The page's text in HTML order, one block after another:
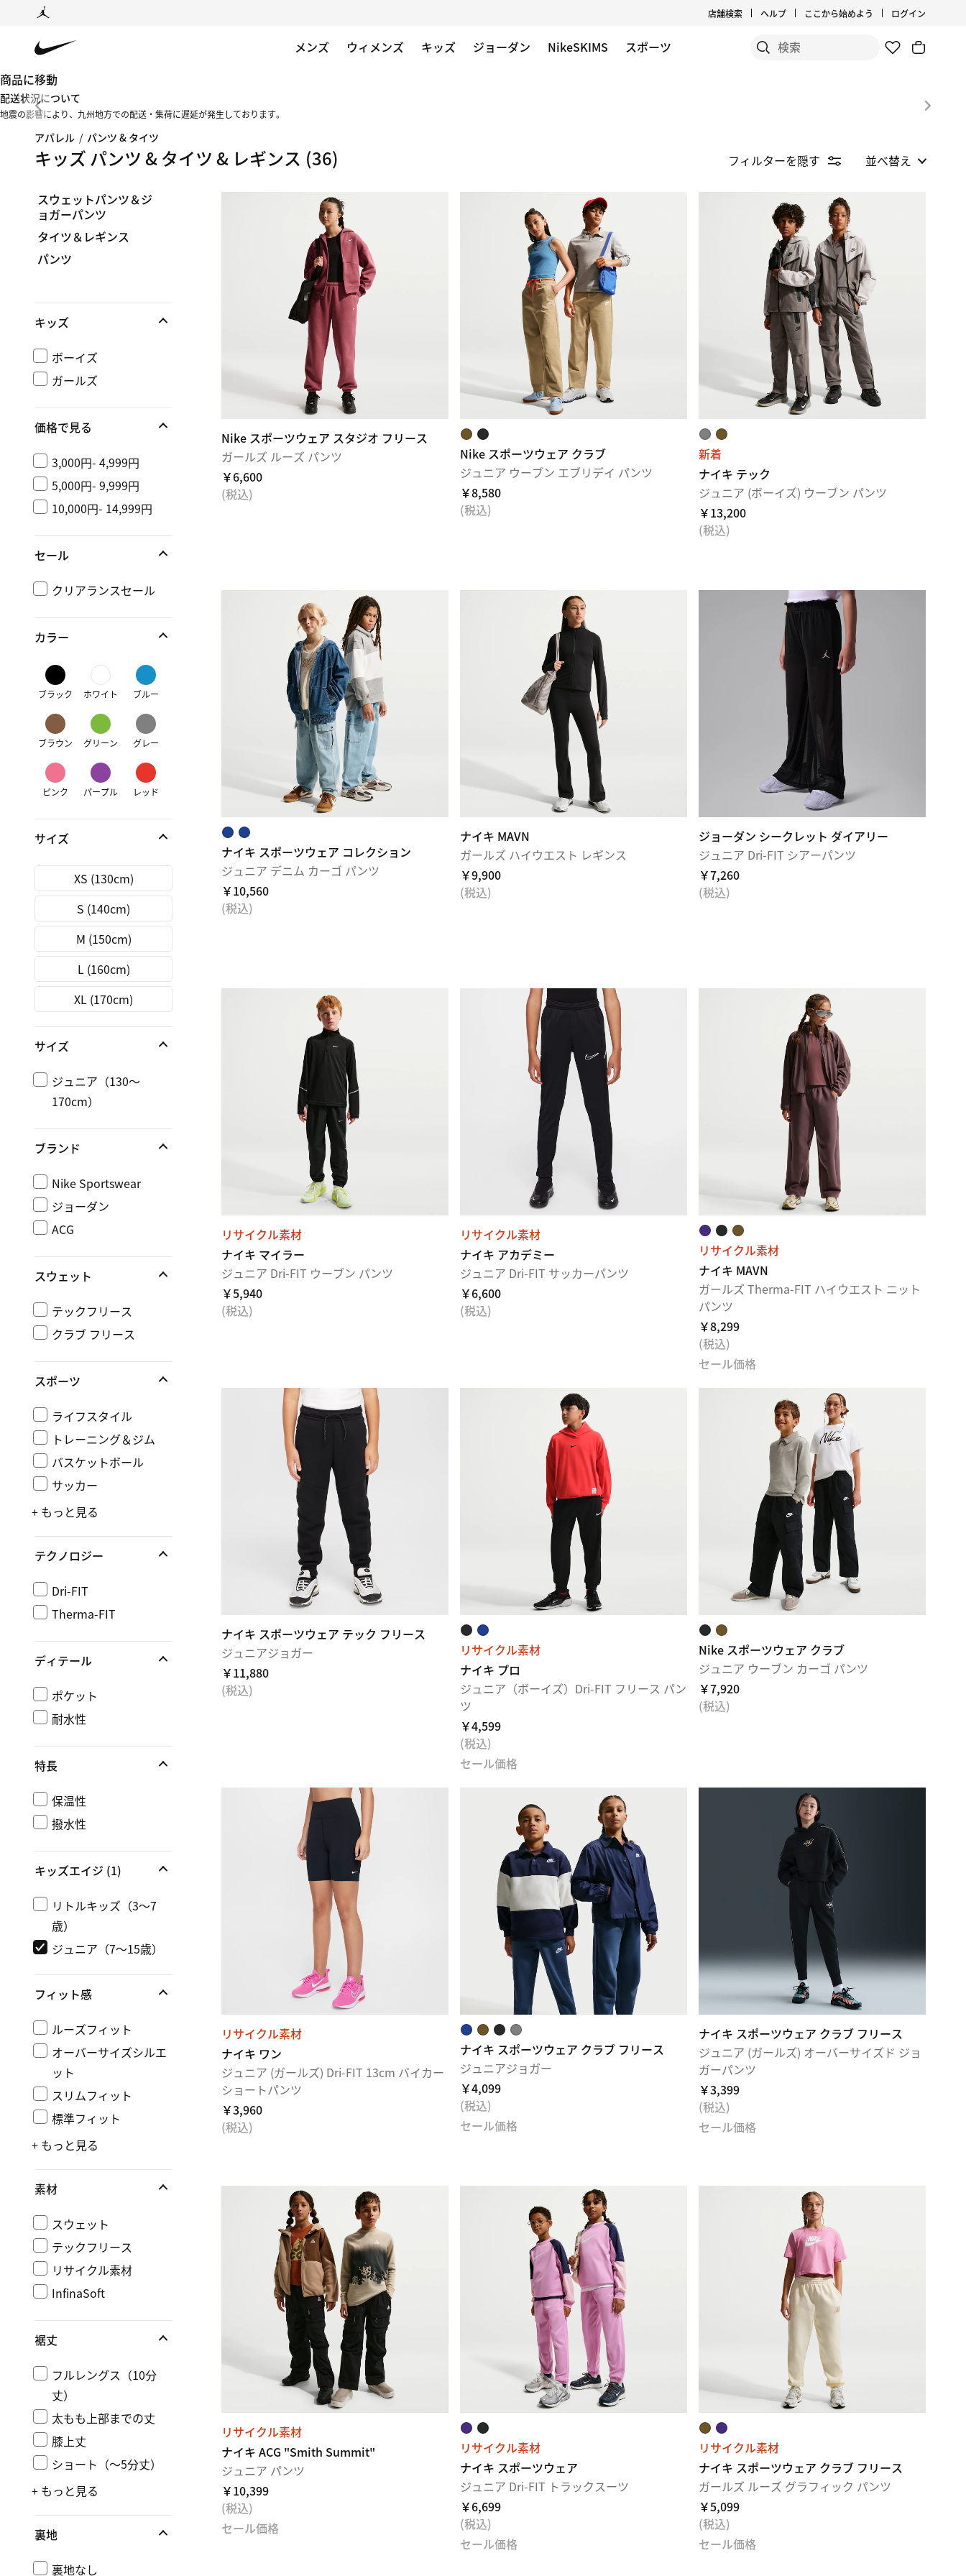
店舗検索 ヘルプ ここから始めよう ログイン
メンズ ウィメンズ キッズ ジョーダン NikeSKIMS
スポーツ
商品に移動
配送状況について
地震の影響により、九州地方での配送・集荷に遅延が発生しております。
アパレル / パンツ & タイツ
キッズ パンツ & タイツ & レギンス (36) フィルターを隠す 並べ替え
スウェットパンツ＆ジ
ョガーパンツ
タイツ＆レギンス
パンツ
キッズ
ボーイズ
ガールズ
価格で見る
3,000円- 4,999円
5,000円- 9,999円
10,000円- 14,999円
セール
クリアランスセール
カラー
ブラック ホワイト ブルー
ブラウン グリーン グレー
ピンク パープル レッド
サイズ
XS (130cm)
S (140cm)
M (150cm)
L (160cm)
XL (170cm)
サイズ
ジュニア（130～
170cm）
ブランド
Nike Sportswear
ジョーダン
ACG
スウェット
テックフリース
クラブ フリース
スポーツ
ライフスタイル
トレーニング＆ジム
バスケットボール
サッカー
+ もっと見る
テクノロジー
Dri-FIT
Therma-FIT
ディテール
ポケット
耐水性
特長
保温性
撥水性
キッズエイジ (1)
リトルキッズ（3～7
歳）
ジュニア（7～15歳）
フィット感
ルーズフィット
オーバーサイズシルエ
ット
スリムフィット
標準フィット
+ もっと見る
素材
スウェット
テックフリース
リサイクル素材
InfinaSoft
裾丈
フルレングス（10分
丈）
太もも上部までの丈
膝上丈
ショート（〜5分丈）
+ もっと見る
裏地
裏地なし
Nike スポーツウェア スタジオ フリース
ガールズ ルーズ パンツ
￥6,600
(税込)
Nike スポーツウェア クラブ
ジュニア ウーブン エブリデイ パンツ
￥8,580
(税込)
新着
ナイキ テック
ジュニア (ボーイズ) ウーブン パンツ
￥13,200
(税込)
ナイキ スポーツウェア コレクション
ジュニア デニム カーゴ パンツ
￥10,560
(税込)
ナイキ MAVN
ガールズ ハイウエスト レギンス
￥9,900
(税込)
ジョーダン シークレット ダイアリー
ジュニア Dri-FIT シアーパンツ
￥7,260
(税込)
リサイクル素材
ナイキ マイラー
ジュニア Dri-FIT ウーブン パンツ
￥5,940
(税込)
リサイクル素材
ナイキ アカデミー
ジュニア Dri-FIT サッカーパンツ
￥6,600
(税込)
リサイクル素材
ナイキ MAVN
ガールズ Therma-FIT ハイウエスト ニット
パンツ
￥8,299
(税込)
セール価格
ナイキ スポーツウェア テック フリース
ジュニアジョガー
￥11,880
(税込)
リサイクル素材
ナイキ プロ
ジュニア（ボーイズ）Dri-FIT フリース パン
ツ
￥4,599
(税込)
セール価格
Nike スポーツウェア クラブ
ジュニア ウーブン カーゴ パンツ
￥7,920
(税込)
リサイクル素材
ナイキ ワン
ジュニア (ガールズ) Dri-FIT 13cm バイカー
ショートパンツ
￥3,960
(税込)
ナイキ スポーツウェア クラブ フリース
ジュニアジョガー
￥4,099
(税込)
セール価格
ナイキ スポーツウェア クラブ フリース
ジュニア (ガールズ) オーバーサイズド ジョ
ガーパンツ
￥3,399
(税込)
セール価格
リサイクル素材
ナイキ ACG "Smith Summit"
ジュニア パンツ
￥10,399
(税込)
セール価格
リサイクル素材
ナイキ スポーツウェア
ジュニア Dri-FIT トラックスーツ
￥6,699
(税込)
セール価格
リサイクル素材
ナイキ スポーツウェア クラブ フリース
ガールズ ルーズ グラフィック パンツ
￥5,099
(税込)
セール価格